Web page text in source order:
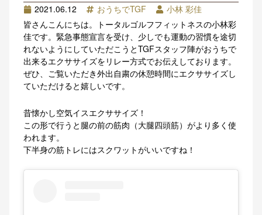
2021.06.12 おうちでTGF
小林 彩佳
皆さんこんにちは。トータルゴルフフィットネスの小林彩
佳です。緊急事態宣言を受け、少しでも運動の習慣を途切
れないようにしていただこうとTGFスタッフ陣がおうちで
出来るエクササイズをリレー方式でお伝えしております。
ぜひ、ご覧いただき外出自粛の休憩時間にエクササイズし
ていただけると嬉しいです。
昔懐かし空気イスエクササイズ！
この形で行うと腿の前の筋肉（大腿四頭筋）がより多く使
われます。
下半身の筋トレにはスクワットがいいですね！